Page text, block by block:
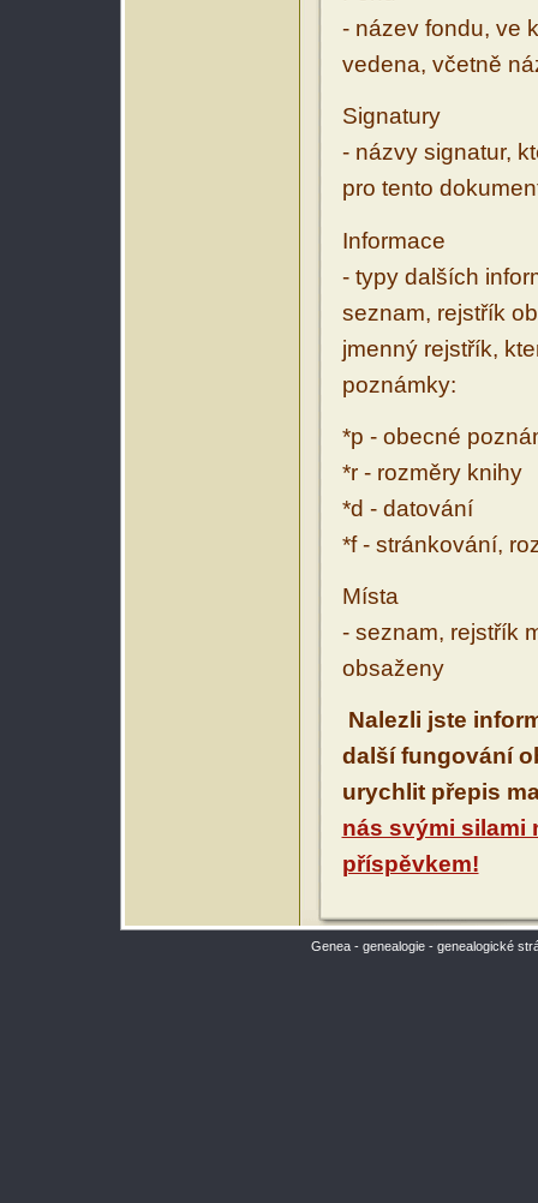
- název fondu, ve
vedena, včetně
Signatury
- názvy signatur,
pro tento
Informace
- typy dalších
seznam, rejstřík
jmenný rejstřík,
poznámky:
*p - obecné
*r - rozměry knihy
*d - datování
*f - stránkování,
Místa
- seznam, rejstřík
obsaženy
Nalezli jste
další fungování
urychlit přepis
nás svými silami
příspěvkem!
Genea - genealogie - genealogické